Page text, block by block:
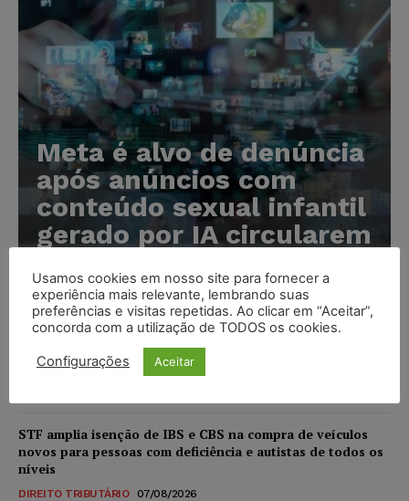
Meta é alvo de denúncia
após anúncios com
conteúdo sexual infantil
gerado por IA circularem
Karina Silvério - 07/08/2026
Advogado preso por suspeita de matar o filho tem
inscrição suspensa pela OAB-TO
STF amplia isenção de IBS e CBS na compra de veículos
novos para pessoas com deficiência e autistas de todos os
níveis
DIREITO TRIBUTÁRIO 07/08/2026
Usamos cookies em nosso site para fornecer a
experiência mais relevante, lembrando suas
preferências e visitas repetidas. Ao clicar em “Aceitar”,
concorda com a utilização de TODOS os cookies.
Configurações Aceitar